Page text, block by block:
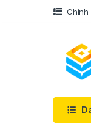
Chính